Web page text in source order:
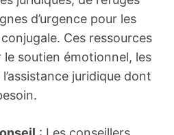
d’urgence pour les
Ces ressources
soutien émotionnel, les
juridique dont